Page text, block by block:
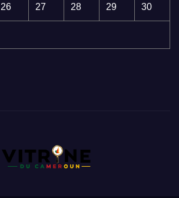
26 27 28 29 30